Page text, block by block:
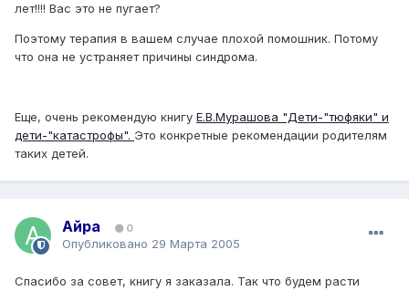
лет!!!! Вас это не пугает?
Поэтому терапия в вашем случае плохой помошник. Потому
что она не устраняет причины синдрома.
Еще, очень рекомендую книгу Е.В.Мурашова "Дети-"тюфяки" и
дети-"катастрофы". Это конкретные рекомендации родителям
таких детей.
Айра 0
Опубликовано 29 Марта 2005
Спасибо за совет, книгу я заказала. Так что будем расти